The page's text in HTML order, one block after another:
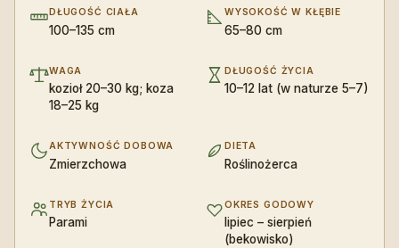
DŁUGOŚĆ CIAŁA
100–135 cm
WYSOKOŚĆ W KŁĘBIE
65–80 cm
WAGA
kozioł 20–30 kg; koza
18–25 kg
DŁUGOŚĆ ŻYCIA
10–12 lat (w naturze 5–7)
AKTYWNOŚĆ DOBOWA
Zmierzchowa
DIETA
Roślinożerca
TRYB ŻYCIA
Parami
OKRES GODOWY
lipiec – sierpień
(bekowisko)